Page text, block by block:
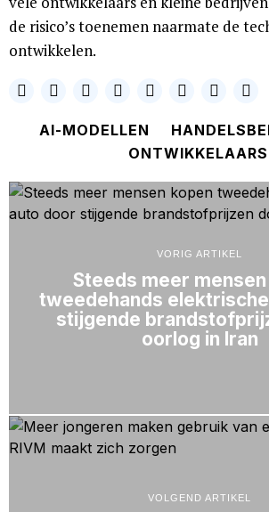
de risico’s toenemen naarmate de
ontwikkelen.
AI-MODELLEN
ONTWIKKELAARS
VORIG ARTIKEL
Steeds meer
tweedehands
stijgende
oorlog in Iran
VOLGEND ARTIKEL